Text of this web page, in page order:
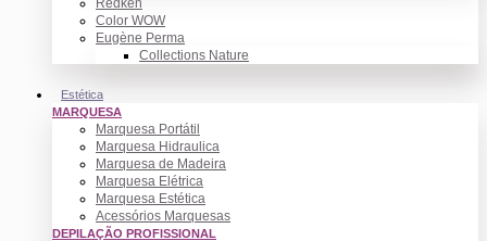
Color WOW
Eugène Perma
Collections Nature
Estética
MARQUESA
Marquesa Portátil
Marquesa Hidraulica
Marquesa de Madeira
Marquesa Elétrica
Marquesa Estética
Acessórios Marquesas
DEPILAÇÃO PROFISSIONAL